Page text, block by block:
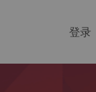
登录